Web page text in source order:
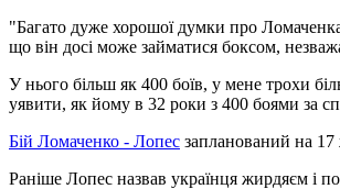
"Багато дуже хорошої думки про
що він досі може займатися боксом,
У нього більш як 400 боїв, у мене трохи
уявити, як йому в 32 роки з 400 боями за
Бій Ломаченко - Лопес запланований на 17
Раніше Лопес назвав українця жирдяєм і